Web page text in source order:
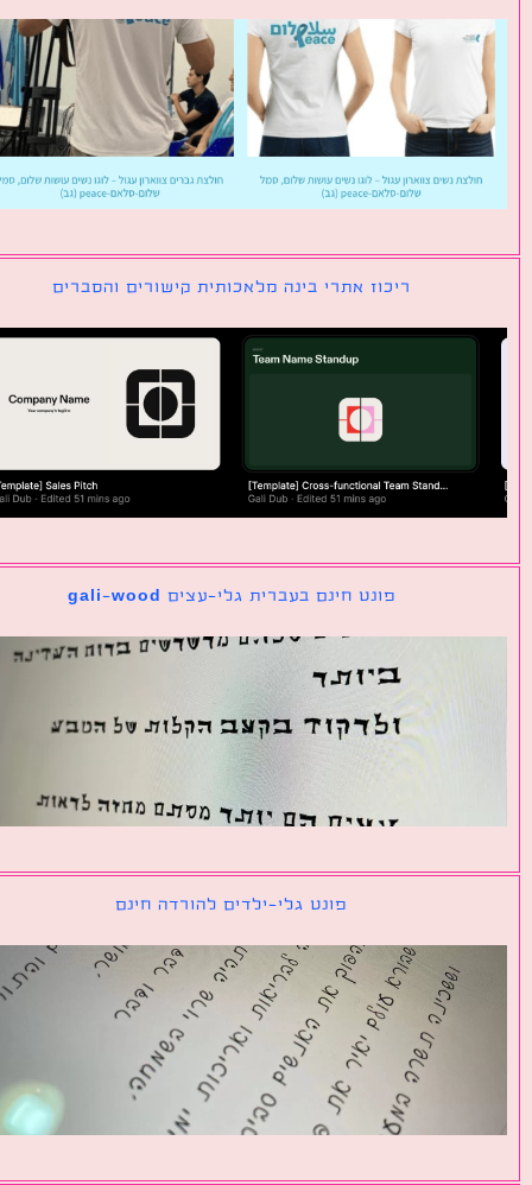
ריכוז אתרי בינה מלאכותית קישורים והסברים
פונט חינם בעברית גלי-עצים gali-wood
פונט גלי-ילדים להורדה חינם